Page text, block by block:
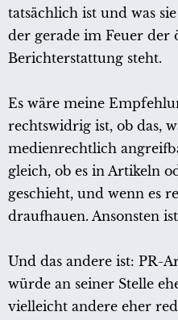
tatsächlich ist und was
der gerade im Feuer der
Berichterstattung steht.
Es wäre meine
rechtswidrig ist, ob das,
medienrechtlich
gleich, ob es in Artikeln
geschieht, und wenn es
draufhauen. Ansonsten
Und das andere ist: PR-
würde an seiner Stelle
vielleicht andere eher